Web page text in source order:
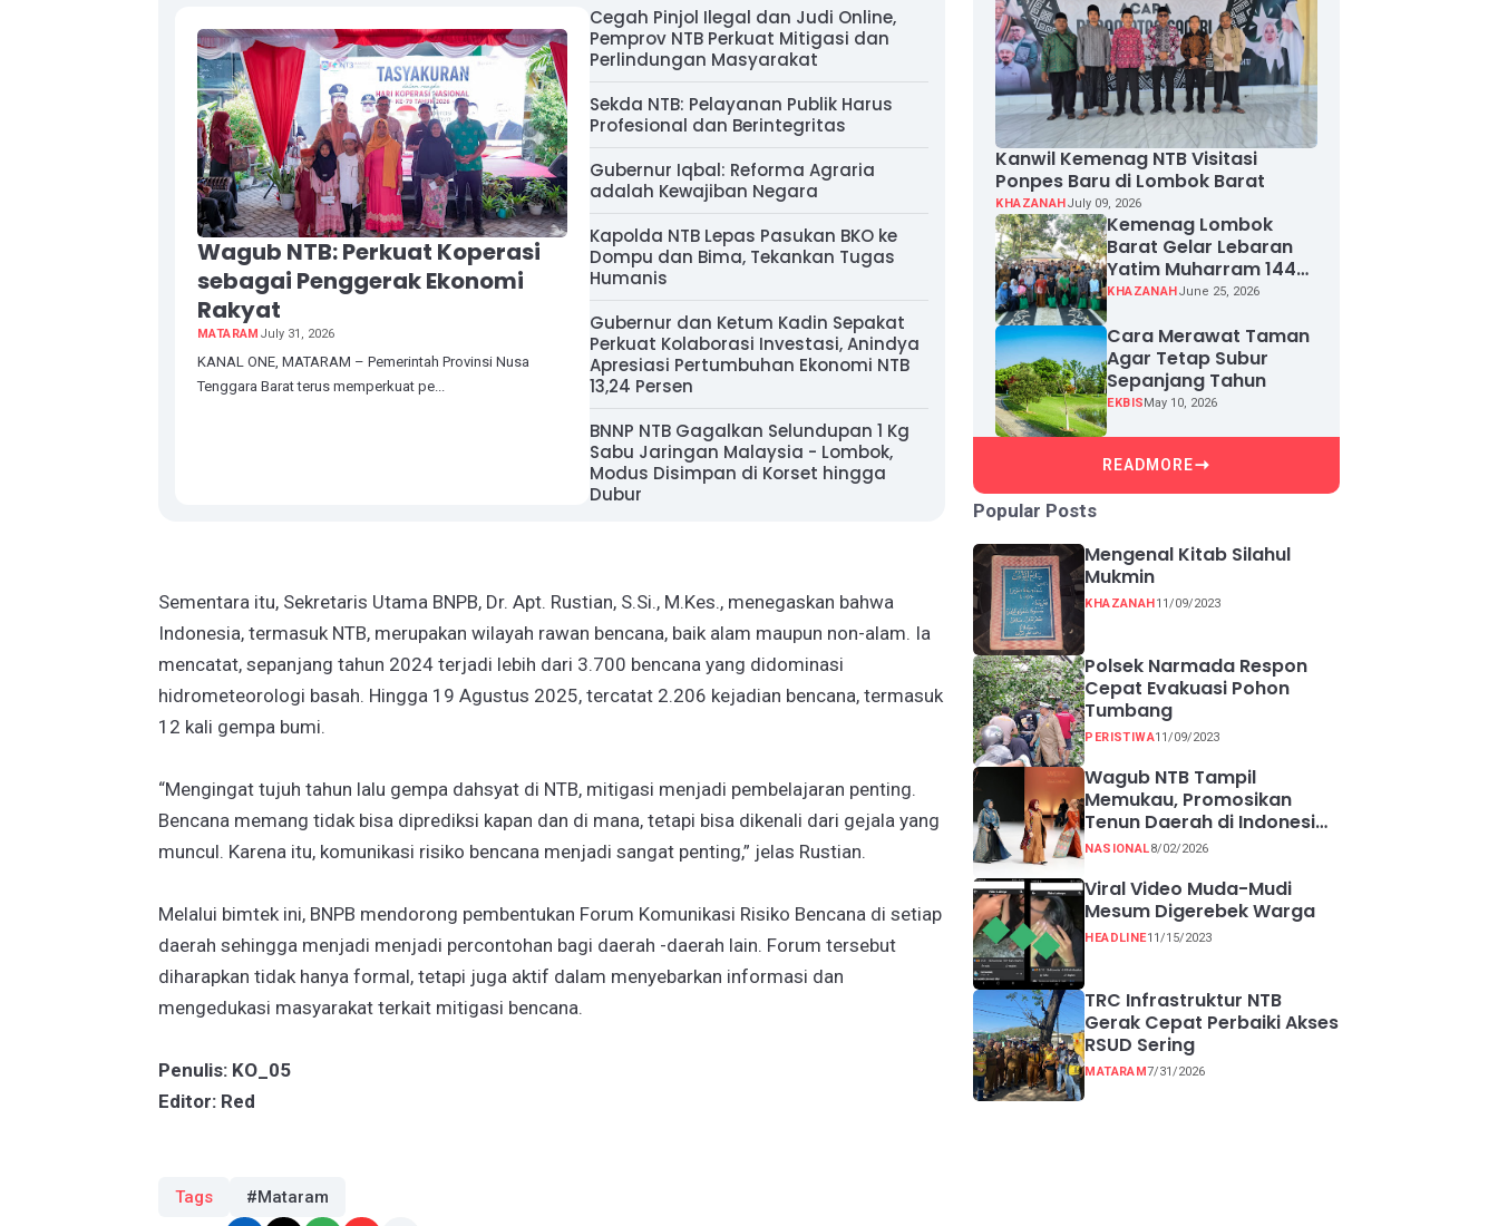
Wagub NTB: Perkuat Koperasi
sebagai Penggerak Ekonomi
Rakyat
MATARAM July 31, 2026
KANAL ONE, MATARAM – Pemerintah Provinsi Nusa
Tenggara Barat terus memperkuat pe...
Cegah Pinjol Ilegal dan Judi Online,
Pemprov NTB Perkuat Mitigasi dan
Perlindungan Masyarakat
Sekda NTB: Pelayanan Publik Harus
Profesional dan Berintegritas
Gubernur Iqbal: Reforma Agraria
adalah Kewajiban Negara
Kapolda NTB Lepas Pasukan BKO ke
Dompu dan Bima, Tekankan Tugas
Humanis
Gubernur dan Ketum Kadin Sepakat
Perkuat Kolaborasi Investasi, Anindya
Apresiasi Pertumbuhan Ekonomi NTB
13,24 Persen
BNNP NTB Gagalkan Selundupan 1 Kg
Sabu Jaringan Malaysia - Lombok,
Modus Disimpan di Korset hingga
Dubur
Sementara itu, Sekretaris Utama BNPB, Dr. Apt. Rustian, S.Si., M.Kes., menegaskan bahwa
Indonesia, termasuk NTB, merupakan wilayah rawan bencana, baik alam maupun non-alam. Ia
mencatat, sepanjang tahun 2024 terjadi lebih dari 3.700 bencana yang didominasi
hidrometeorologi basah. Hingga 19 Agustus 2025, tercatat 2.206 kejadian bencana, termasuk
12 kali gempa bumi.
“Mengingat tujuh tahun lalu gempa dahsyat di NTB, mitigasi menjadi pembelajaran penting.
Bencana memang tidak bisa diprediksi kapan dan di mana, tetapi bisa dikenali dari gejala yang
muncul. Karena itu, komunikasi risiko bencana menjadi sangat penting,” jelas Rustian.
Melalui bimtek ini, BNPB mendorong pembentukan Forum Komunikasi Risiko Bencana di setiap
daerah sehingga menjadi menjadi percontohan bagi daerah -daerah lain. Forum tersebut
diharapkan tidak hanya formal, tetapi juga aktif dalam menyebarkan informasi dan
mengedukasi masyarakat terkait mitigasi bencana.
Penulis: KO_05
Editor: Red
Tags #Mataram
Kanwil Kemenag NTB Visitasi
Ponpes Baru di Lombok Barat
KHAZANAHJuly 09, 2026
Kemenag Lombok
Barat Gelar Lebaran
Yatim Muharram 1448
H, Puluhan Anak Yatim
KHAZANAHJune 25, 2026
Cara Merawat Taman
Agar Tetap Subur
Sepanjang Tahun
EKBISMay 10, 2026
READMORE
Popular Posts
Mengenal Kitab Silahul
Mukmin
KHAZANAH11/09/2023
Polsek Narmada Respon
Cepat Evakuasi Pohon
Tumbang
PERISTIWA11/09/2023
Wagub NTB Tampil
Memukau, Promosikan
Tenun Daerah di Indonesia
Fashion Week 2026
NASIONAL8/02/2026
Viral Video Muda-Mudi
Mesum Digerebek Warga
HEADLINE11/15/2023
TRC Infrastruktur NTB
Gerak Cepat Perbaiki Akses
RSUD Sering
MATARAM7/31/2026